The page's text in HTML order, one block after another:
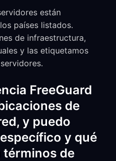
están
países listados.
de infraestructura,
y las etiquetamos
FreeGuard
de
y puedo
y qué
términos de